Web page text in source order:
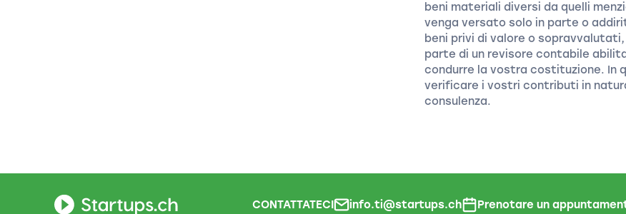
beni materiali diversi da quelli
venga versato solo in parte o
beni privi di valore o
parte di un revisore contabile
condurre la vostra costituzione. In
verificare i vostri contributi in
consulenza.
CONTATTATECI info.ti@startups.ch Prenotare un